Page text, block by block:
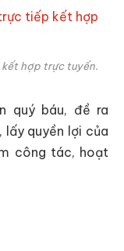
hợp trực tuyến.
quý báu, đề ra
lấy quyền lợi của
công tác, hoạt